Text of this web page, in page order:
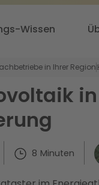
Wissen
in Ihrer Region
8 Minuten